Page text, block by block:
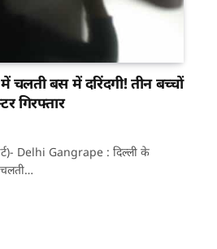
बस में दरिंदगी! तीन बच्चों
गिरफ्तार
Delhi Gangrape : दिल्ली के